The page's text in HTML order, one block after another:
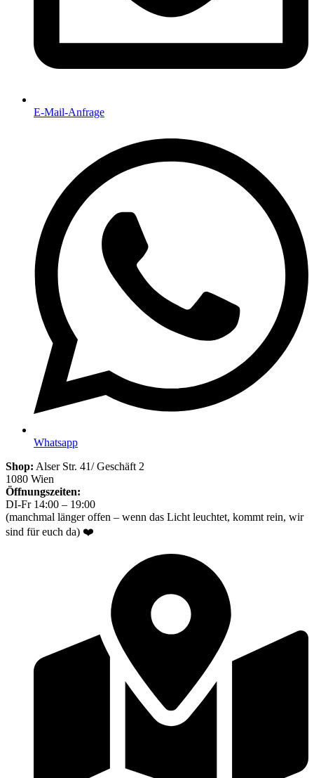
E-Mail-Anfrage
Whatsapp
Shop: Alser Str. 41/ Geschäft 2
1080 Wien
Öffnungszeiten:
DI-Fr 14:00 – 19:00
(manchmal länger offen – wenn das Licht leuchtet, kommt rein, wir
sind für euch da) ❤️